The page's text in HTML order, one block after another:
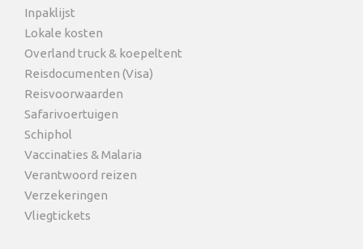
Inpaklijst
Lokale kosten
Overland truck & koepeltent
Reisdocumenten (Visa)
Reisvoorwaarden
Safarivoertuigen
Schiphol
Vaccinaties & Malaria
Verantwoord reizen
Verzekeringen
Vliegtickets